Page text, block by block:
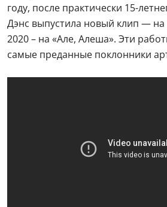
году, после практически 15-
Дэнс выпустила новый клип —
2020 – на «Але, Алеша». Эти
самые преданные поклонники